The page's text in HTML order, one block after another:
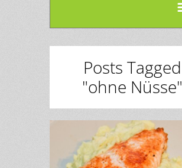
Posts Tagged
"ohne Nüsse"